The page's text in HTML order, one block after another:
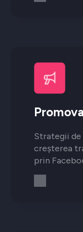
Strategii
creșterea
prin